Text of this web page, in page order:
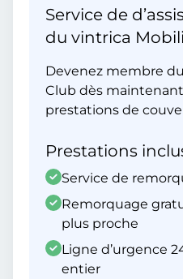
Service de
du vintrica
Devenez membre
Club dès
prestations de
Prestations
Service de
Remorquage
plus proche
Ligne d’urgence
entier